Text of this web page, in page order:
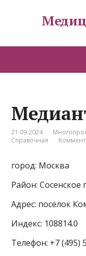
21.09.2024
Справочная
город: Москва
Район: Сосенское
Адрес: посёлок
Индекс: 108814.0
Телефон: +7 (495)